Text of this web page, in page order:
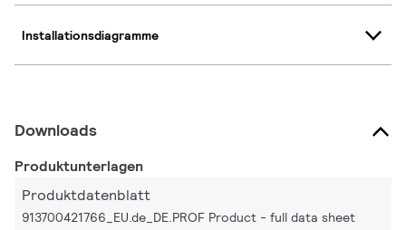
Installationsdiagramme
Downloads
Produktunterlagen
Produktdatenblatt
913700421766_EU.de_DE.PROF Product - full data sheet